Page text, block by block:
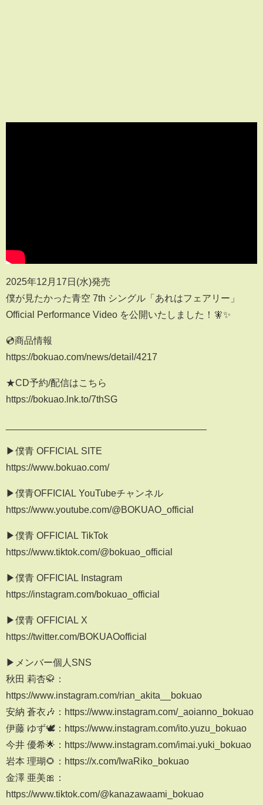
2025年12月17日(水)発売
僕が見たかった青空 7th シングル「あれはフェアリー」
Official Performance Video を公開いたしました！🧚✨
💿商品情報
https://bokuao.com/news/detail/4217
★CD予約/配信はこちら
https://bokuao.lnk.to/7thSG
▶僕青 OFFICIAL SITE
https://www.bokuao.com/
▶僕青OFFICIAL YouTubeチャンネル
https://www.youtube.com/@BOKUAO_official
▶僕青 OFFICIAL TikTok
https://www.tiktok.com/@bokuao_official
▶僕青 OFFICIAL Instagram
https://instagram.com/bokuao_official
▶僕青 OFFICIAL X
https://twitter.com/BOKUAOofficial
▶メンバー個人SNS
秋田 莉杏🥋：
https://www.instagram.com/rian_akita__bokuao
安納 蒼衣🎶：https://www.instagram.com/_aoianno_bokuao
伊藤 ゆず🕊️：https://www.instagram.com/ito.yuzu_bokuao
今井 優希🌟：https://www.instagram.com/imai.yuki_bokuao
岩本 理瑚🌻：https://x.com/IwaRiko_bokuao
金澤 亜美🎀：
https://www.tiktok.com/@kanazawaami_bokuao